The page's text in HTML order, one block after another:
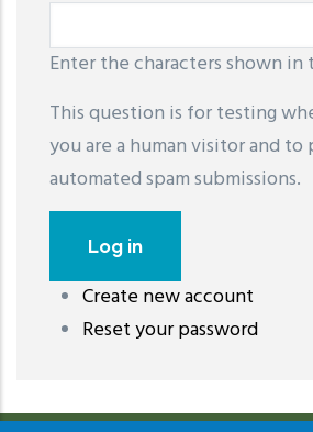
Enter the characters shown in
This question is for testing
you are a human visitor and
automated spam submissions.
Create new account
Reset your password
레딧 다운로드coloring pages
download